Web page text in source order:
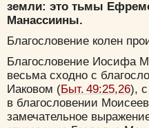
земли: это тьмы
Манассиины.
Благословение колен
Благословение Иосифа
весьма сходно с
Иаковом (Быт. 49:25,26),
в благословении
замечательное